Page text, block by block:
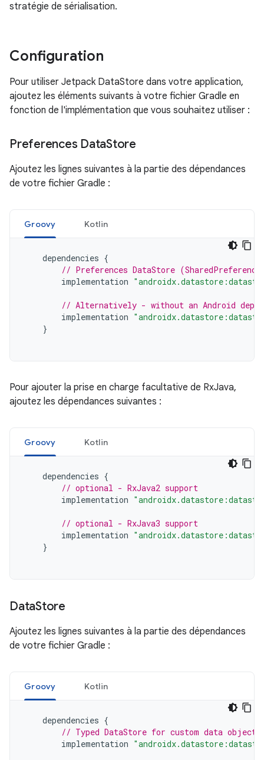
stratégie de sérialisation.
Configuration
Pour utiliser Jetpack DataStore dans votre application,
ajoutez les éléments suivants à votre fichier Gradle en
fonction de l'implémentation que vous souhaitez utiliser :
Preferences DataStore
Ajoutez les lignes suivantes à la partie des dépendances
de votre fichier Gradle :
Groovy Kotlin
dependencies {
// Preferences DataStore
implementation
// Alternatively - without an Android
implementation
}
Pour ajouter la prise en charge facultative de RxJava,
ajoutez les dépendances suivantes :
Groovy Kotlin
dependencies {
// optional - RxJava2 support
implementation
// optional - RxJava3 support
implementation
}
DataStore
Ajoutez les lignes suivantes à la partie des dépendances
de votre fichier Gradle :
Groovy Kotlin
dependencies {
// Typed DataStore for custom data
implementation